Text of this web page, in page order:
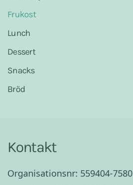
Frukost
Lunch
Dessert
Snacks
Bröd
Kontakt
Organisationsnr: 559404-7580